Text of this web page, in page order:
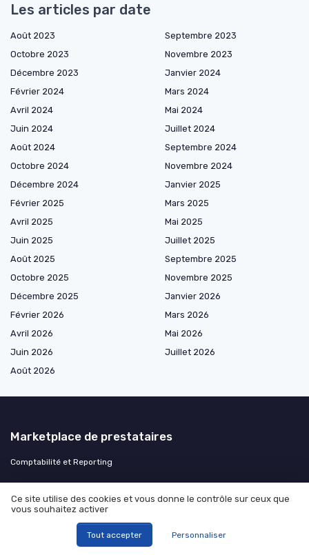
Les articles par date
Août 2023
Septembre 2023
Octobre 2023
Novembre 2023
Décembre 2023
Janvier 2024
Février 2024
Mars 2024
Avril 2024
Mai 2024
Juin 2024
Juillet 2024
Août 2024
Septembre 2024
Octobre 2024
Novembre 2024
Décembre 2024
Janvier 2025
Février 2025
Mars 2025
Avril 2025
Mai 2025
Juin 2025
Juillet 2025
Août 2025
Septembre 2025
Octobre 2025
Novembre 2025
Décembre 2025
Janvier 2026
Février 2026
Mars 2026
Avril 2026
Mai 2026
Juin 2026
Juillet 2026
Août 2026
Marketplace de prestataires
Comptabilité et Reporting
Les plus lus
Comment identifier l'origine d'un prélèvement bancaire
Compréhension de l'effectif au sens de la cvae
Ce site utilise des cookies et vous donne le contrôle sur ceux que
vous souhaitez activer
Tout accepter Personnaliser